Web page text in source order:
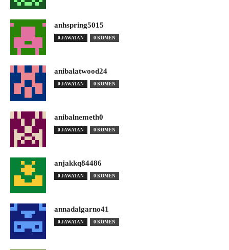
anhspring5015
0 JAWATAN 0 KOMEN
anibalatwood24
0 JAWATAN 0 KOMEN
anibalnemeth0
0 JAWATAN 0 KOMEN
anjakkq84486
0 JAWATAN 0 KOMEN
annadalgarno41
0 JAWATAN 0 KOMEN